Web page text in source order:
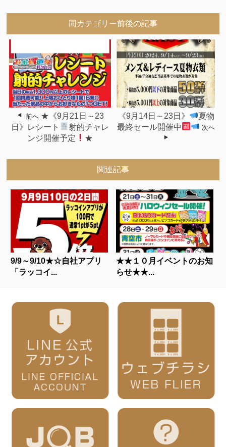
同カテゴリー前後の記事
前へ ★《9月21日～23
日》レシート
射的チャレ
ンジ開催予定
★
《9月14日～23日》
夏物
最終セール開催中
次へ
関連記事
9/9～9/10★☆自社アプリ
「ラッコイ...
★★１０月イベントのお知
らせ★★...